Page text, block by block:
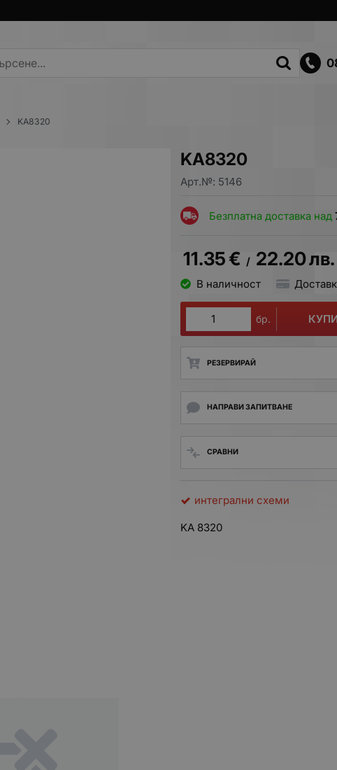
KA8320
KA8320
Арт.№: 5146
Безплатна доставка над
11.35€ / 22.20лв.
В наличност
бр.
РЕЗЕРВИРАЙ
НАПРАВИ ЗАПИТВАНЕ
СРАВНИ
интегрални схеми
KA 8320